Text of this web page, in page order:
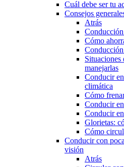
Cuál debe ser tu
Consejos
Atrás
Cómo
Situaciones
manejarlas
Conducir
climática
Cómo
Conducir
Conducir
Glorietas:
Cómo
Conducir con
visión
Atrás